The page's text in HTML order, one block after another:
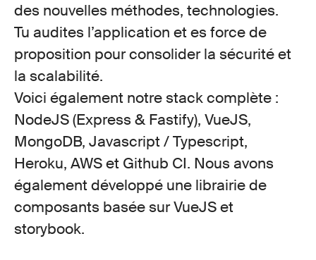
des nouvelles méthodes, technologies.
Tu audites l’application et es force de
proposition pour consolider la sécurité et
la scalabilité.
Voici également notre stack complète :
NodeJS (Express & Fastify), VueJS,
MongoDB, Javascript / Typescript,
Heroku, AWS et Github CI. Nous avons
également développé une librairie de
composants basée sur VueJS et
storybook.